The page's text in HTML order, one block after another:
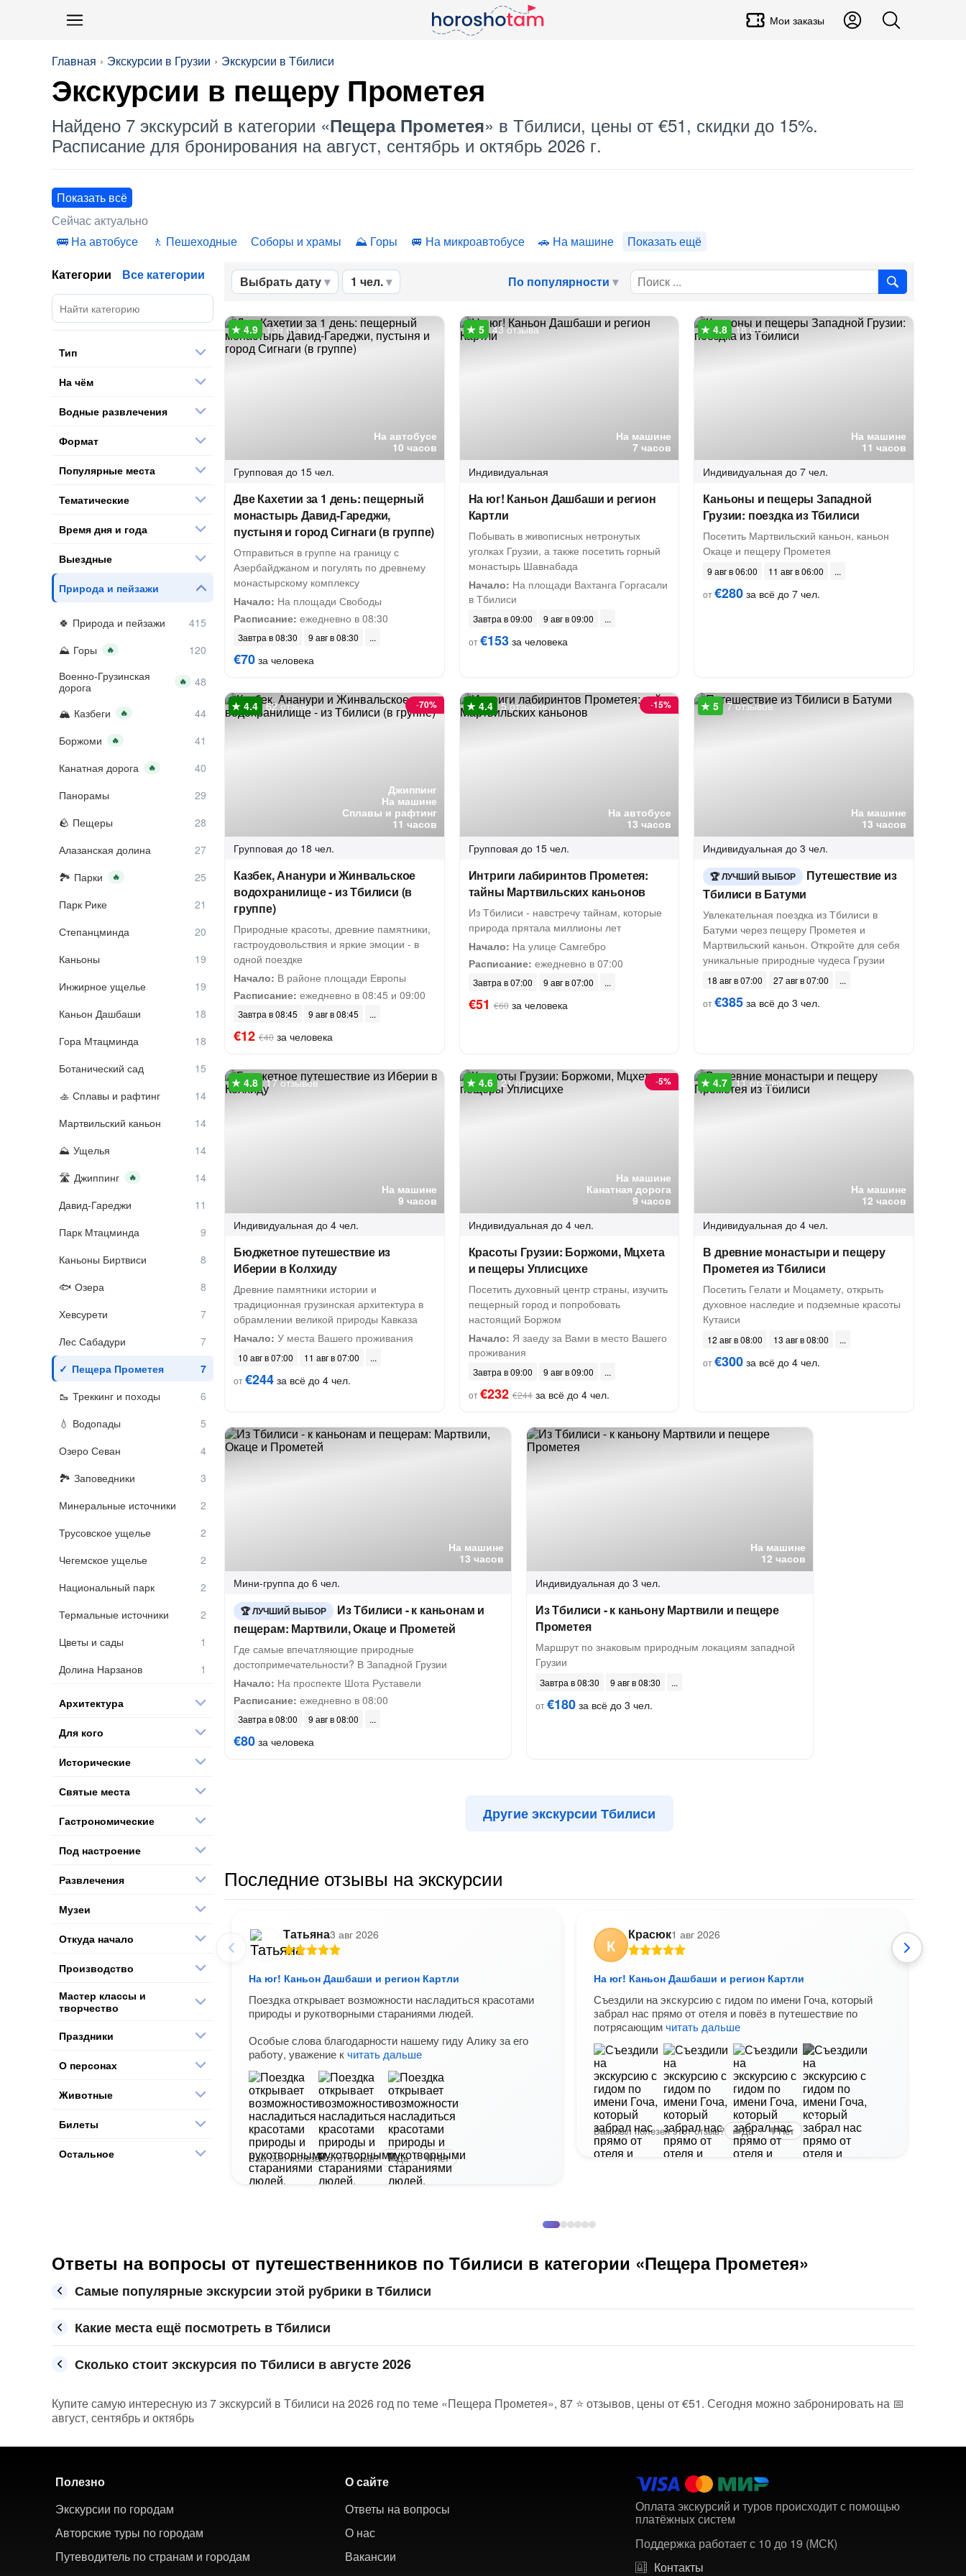
Мои заказы
Главная Экскурсии в Грузии Экскурсии в Тбилиси
Экскурсии в пещеру Прометея
Найдено 7 экскурсий в категории «Пещера Прометея» в Тбилиси, цены от €51, скидки до 15%.
Расписание для бронирования на август, сентябрь и октябрь 2026 г.
Показать всё
Сейчас актуально
На автобусе
Пешеходные Соборы и храмы Горы На микроавтобусе На машине Показать ещё
Выбрать дату 1 чел. По популярности
На автобусе
10 часов
139 отзывов
Групповая до 15 чел.
Две Кахетии за 1 день: пещерный
монастырь Давид-Гареджи,
пустыня и город Сигнаги (в группе)
Отправиться в группе на границу с
Азербайджаном и погулять по древнему
монастырскому комплексу
Начало: На площади Свободы
Расписание: ежедневно в 08:30
Завтра в 08:30 9 авг в 08:30
€70 за человека
На машине
7 часов
43 отзыва
Индивидуальная
На юг! Каньон Дашбаши и регион
Картли
Побывать в живописных нетронутых
уголках Грузии, а также посетить горный
монастырь Шавнабада
Начало: На площади Вахтанга Горгасали
в Тбилиси
Завтра в 09:00
9 авг в 09:00
от€153за человека
На машине
11 часов
18 отзывов
Индивидуальная до 7 чел.
Каньоны и пещеры Западной
Грузии: поездка из Тбилиси
Посетить Мартвильский каньон, каньон
Окаце и пещеру Прометея
9 авг в 06:00
11 авг в 06:00
от€280 за всё до 7 чел.
Джиппинг
На машине
Сплавы и рафтинг
11 часов
-70%
62 отзыва
Групповая до 18 чел.
Казбек, Ананури и Жинвальское
водохранилище - из Тбилиси (в
группе)
Природные красоты, древние памятники,
гастроудовольствия и яркие эмоции - в
одной поездке
Начало: В районе площади Европы
Расписание: ежедневно в 08:45 и 09:00
Завтра в 08:45 9 авг в 08:45
€12 €40 за человека
На автобусе
13 часов
-15%
5 отзывов
Групповая до 15 чел.
Интриги лабиринтов Прометея:
тайны Мартвильских каньонов
Из Тбилиси - навстречу тайнам, которые
природа прятала миллионы лет
Начало: На улице Самгебро
Расписание: ежедневно в 07:00
Завтра в 07:00 9 авг в 07:00
€51 €60за человека
На машине
13 часов
7 отзывов
Индивидуальная до 3 чел.
ЛУЧШИЙ ВЫБОР
Путешествие из
Тбилиси в Батуми
Увлекательная поездка из Тбилиси в
Батуми через пещеру Прометея и
Мартвильский каньон. Откройте для себя
уникальные природные чудеса Грузии
18 авг в 07:00
27 авг в 07:00
от€385 за всё до 3 чел.
На машине
9 часов
17 отзывов
Индивидуальная до 4 чел.
Бюджетное путешествие из
Иберии в Колхиду
Древние памятники истории и
традиционная грузинская архитектура в
обрамлении великой природы Кавказа
Начало: У места Вашего проживания
10 авг в 07:00
11 авг в 07:00
от€244 за всё до 4 чел.
На машине
Канатная дорога
9 часов
-5%
21 отзыв
Индивидуальная до 4 чел.
Красоты Грузии: Боржоми, Мцхета
и пещеры Уплисцихе
Посетить духовный центр страны, изучить
пещерный город и попробовать
настоящий Боржом
Начало: Я заеду за Вами в место Вашего
проживания
Завтра в 09:00
9 авг в 09:00
от€232 €244за всё до 4 чел.
На машине
12 часов
11 отзывов
Индивидуальная до 4 чел.
В древние монастыри и пещеру
Прометея из Тбилиси
Посетить Гелати и Моцамету, открыть
духовное наследие и подземные красоты
Кутаиси
12 авг в 08:00
13 авг в 08:00
от€300 за всё до 4 чел.
На машине
13 часов
Мини-группа до 6 чел.
ЛУЧШИЙ ВЫБОР
Из Тбилиси - к каньонам и
пещерам: Мартвили, Окаце и Прометей
Где самые впечатляющие природные
достопримечательности? В Западной Грузии
Начало: На проспекте Шота Руставели
Расписание: ежедневно в 08:00
Завтра в 08:00 9 авг в 08:00
€80 за человека
На машине
12 часов
Индивидуальная до 3 чел.
Из Тбилиси - к каньону Мартвили и пещере
Прометея
Маршрут по знаковым природным локациям западной
Грузии
Завтра в 08:30
9 авг в 08:30
от€180 за всё до 3 чел.
Другие экскурсии Тбилиси
Последние отзывы на экскурсии
Татьяна3 авг 2026
На юг! Каньон Дашбаши и регион Картли
Поездка открывает возможности насладиться красотами
природы и рукотворными стараниями людей.
Особые слова благодарности нашему гиду Алику за его
работу, уважение кчитать дальше
Вам был полезен этот отзыв? Да Нет
К
Красюк1 авг 2026
На юг! Каньон Дашбаши и регион Картли
Съездили на экскурсию с гидом по имени Гоча, который
забрал нас прямо от отеля и повёз в путешествие по
потрясающимчитать дальше
+5
Вам был полезен этот отзыв? Да Нет
Категории Все категории
Тип
На чём
Водные развлечения
Формат
Популярные места
Тематические
Время дня и года
Выездные
Природа и пейзажи
Природа и пейзажи
Горы
🔥
Военно-Грузинская
дорога
🔥
Казбеги 🔥
Боржоми 🔥
Канатная дорога 🔥
Панорамы
Пещеры
Алазанская долина
Парки
🔥
Парк Рике
Степанцминда
Каньоны
Инжирное ущелье
Каньон Дашбаши
Гора Мтацминда
Ботанический сад
Сплавы и рафтинг
Мартвильский каньон
Ущелья
Джиппинг
🔥
Давид-Гареджи
Парк Мтацминда
Каньоны Биртвиси
Озера
Хевсурети
Лес Сабадури
Пещера Прометея
Треккинг и походы
Водопады
Озеро Севан
Заповедники
Минеральные источники
Трусовское ущелье
Чегемское ущелье
Национальный парк
Термальные источники
Цветы и сады
Долина Нарзанов
Архитектура
Для кого
Исторические
Святые места
Гастрономические
Под настроение
Развлечения
Музеи
Откуда начало
Производство
Мастер классы и
творчество
Праздники
О персонах
Животные
Билеты
Остальное
Ответы на вопросы от путешественников по Тбилиси в категории «Пещера Прометея»
Самые популярные экскурсии этой рубрики в Тбилиси
Какие места ещё посмотреть в Тбилиси
Сколько стоит экскурсия по Тбилиси в августе 2026
Купите самую интересную из 7 экскурсий в Тбилиси на 2026 год по теме «Пещера Прометея», 87 ⭐ отзывов, цены от €51. Сегодня можно забронировать на 📅
август, сентябрь и октябрь
Полезно
Экскурсии по городам
Авторские туры по городам
Путеводитель по странам и городам
О сайте
Ответы на вопросы
О нас
Вакансии
Оплата экскурсий и туров происходит с помощью
платёжных систем
Поддержка работает с 10 до 19 (МСК)
Контакты